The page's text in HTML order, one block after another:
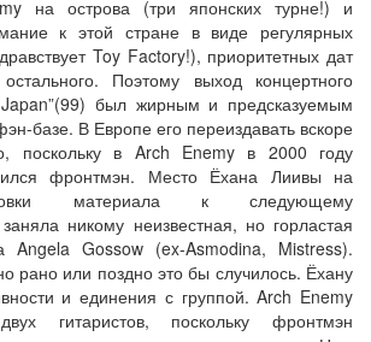
на острова (три японских турне!) и
к этой стране в виде регулярных
Toy Factory!), приоритетных дат
Поэтому выход концертного
был жирным и предсказуемым
базе. В Европе его переиздавать вскоре
поскольку в Arch Enemy в 2000 году
фронтмэн. Место Ёхана Лиивы на
материала к следующему
никому неизвестная, но горластая
Angela Gossow (ex-Asmodina, Mistress).
рано или поздно это бы случилось. Ёхану
и единения с группой. Arch Enemy
гитаристов, поскольку фронтмэн